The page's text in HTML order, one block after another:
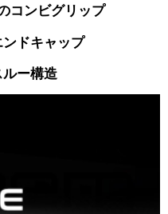
コンビグリップ
ンドキャップ
ルー構造